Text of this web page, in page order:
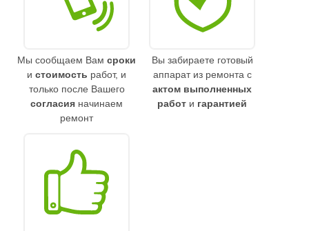
Мы сообщаем Вам сроки
и стоимость работ, и
только после Вашего
согласия начинаем
ремонт
Вы забираете готовый
аппарат из ремонта с
актом выполненных
работ и гарантией